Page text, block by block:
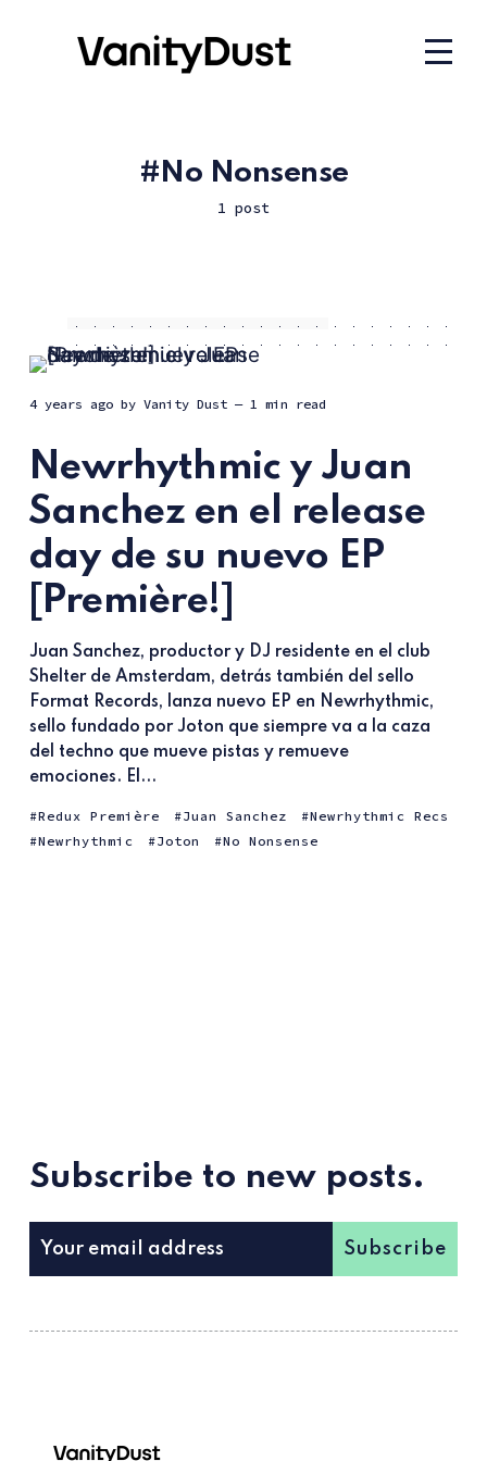
No Nonsense
1 post
4 years agoby Vanity Dust — 1 min read
Newrhythmic y Juan
Sanchez en el release
day de su nuevo EP
[Première!]
Juan Sanchez, productor y DJ residente en el club
Shelter de Amsterdam, detrás también del sello
Format Records, lanza nuevo EP en Newrhythmic,
sello fundado por Joton que siempre va a la caza
del techno que mueve pistas y remueve
emociones. El...
Redux Première Juan Sanchez
Newrhythmic Recs
Newrhythmic
Joton No Nonsense
Subscribe to new posts.
Subscribe